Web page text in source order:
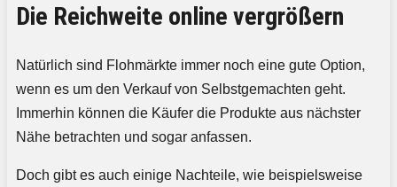
Die Reichweite online vergrößern
Natürlich sind Flohmärkte immer noch eine gute Option,
wenn es um den Verkauf von Selbstgemachten geht.
Immerhin können die Käufer die Produkte aus nächster
Nähe betrachten und sogar anfassen.
Doch gibt es auch einige Nachteile, wie beispielsweise